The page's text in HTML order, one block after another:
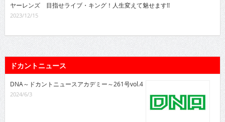
ヤーレンズ 目指せライブ・キング！人生変えて魅せます!!
2023/12/15
ドカントニュース
DNA～ドカントニュースアカデミー～261号vol.4
2024/6/3